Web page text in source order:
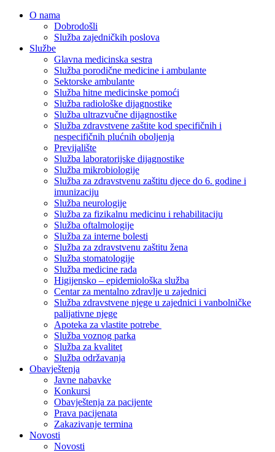
O nama
Dobrodošli
Služba zajedničkih poslova
Službe
Glavna medicinska sestra
Služba porodične medicine i ambulante
Sektorske ambulante
Služba hitne medicinske pomoći
Služba radiološke dijagnostike
Služba ultrazvučne dijagnostike
Služba zdravstvene zaštite kod specifičnih i
nespecifičnih plućnih oboljenja
Previjalište
Služba laboratorijske dijagnostike
Služba mikrobiologije
Služba za zdravstvenu zaštitu djece do 6. godine i
imunizaciju
Služba neurologije
Služba za fizikalnu medicinu i rehabilitaciju
Služba oftalmologije
Služba za interne bolesti
Služba za zdravstvenu zaštitu žena
Služba stomatologije
Služba medicine rada
Higijensko – epidemiološka služba
Centar za mentalno zdravlje u zajednici
Služba zdravstvene njege u zajednici i vanbolničke
palijativne njege
Apoteka za vlastite potrebe
Služba voznog parka
Služba za kvalitet
Služba održavanja
Obavještenja
Javne nabavke
Konkursi
Obavještenja za pacijente
Prava pacijenata
Zakazivanje termina
Novosti
Novosti